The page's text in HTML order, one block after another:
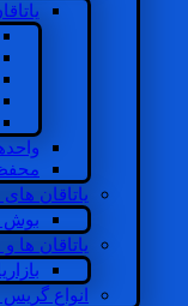
یاتاقان
بوش
یاتاقان
انواع گریس